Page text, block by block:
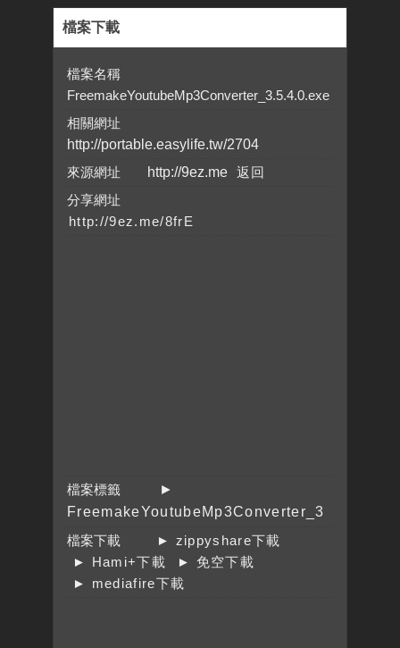
檔案下載
檔案名稱
FreemakeYoutubeMp3Converter_3.5.4.0.exe
相關網址
http://portable.easylife.tw/2704
來源網址
http://9ez.me
分享網址
檔案標籤
►
FreemakeYoutubeMp3Converter_3
檔案下載